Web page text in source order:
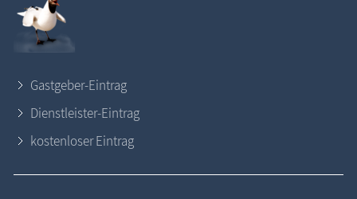
Gastgeber-Eintrag
Dienstleister-Eintrag
kostenloser Eintrag